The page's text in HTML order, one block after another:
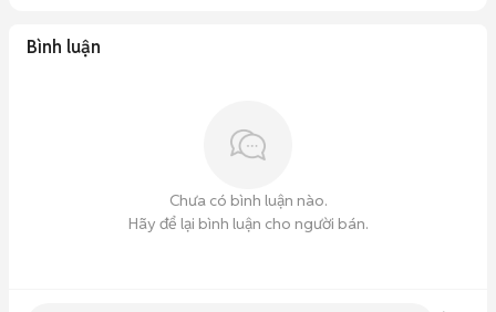
Bình luận
Chưa có bình luận nào.
Hãy để lại bình luận cho người bán.